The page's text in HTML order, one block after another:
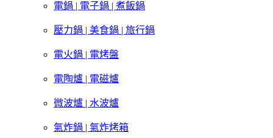
電鍋 | 電子鍋 | 煮飯鍋
壓力鍋 | 美食鍋 | 旅行鍋
電火鍋 | 電烤盤
電陶爐 | 電磁爐
微波爐 | 水波爐
氣炸鍋 | 氣炸烤箱